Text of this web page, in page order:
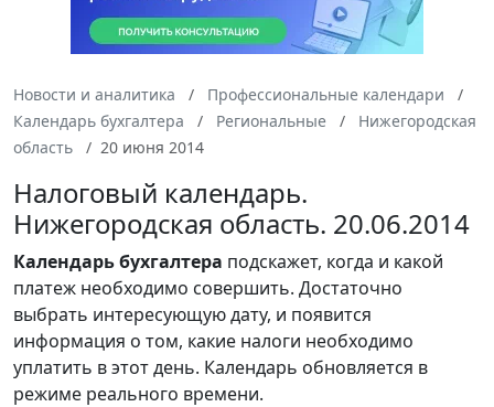
Новости и аналитика
Профессиональные календари
Календарь бухгалтера
Региональные
Нижегородская
область
20 июня 2014
Налоговый календарь.
Нижегородская область. 20.06.2014
Календарьбухгалтера подскажет, когда и какой
платеж необходимо совершить. Достаточно
выбрать интересующую дату, и появится
информация о том, какие налоги необходимо
уплатить в этот день. Календарь обновляется в
режиме реального времени.